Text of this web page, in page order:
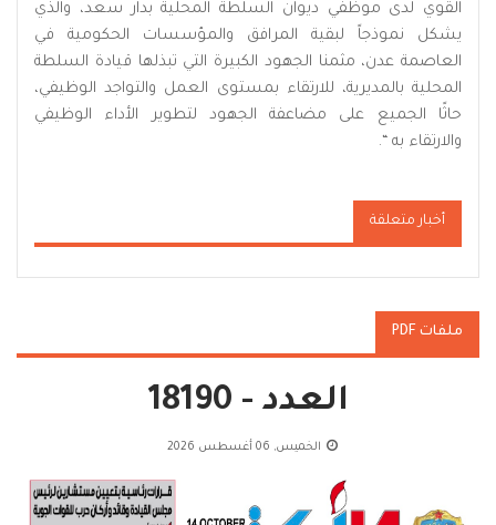
القوي لدى موظفي ديوان السلطة المحلية بدار سعد، والذي
يشكل نموذجاً لبقية المرافق والمؤسسات الحكومية في
العاصمة عدن، مثمنا الجهود الكبيرة التي تبذلها قيادة السلطة
المحلية بالمديرية، للارتقاء بمستوى العمل والتواجد الوظيفي،
حاثًا الجميع على مضاعفة الجهود لتطوير الأداء الوظيفي
والارتقاء به “.
أخبار متعلقة
ملفات PDF
العدد - 18190
الخميس, 06 أغسطس 2026